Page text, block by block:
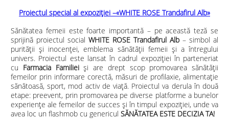
Proiectul special al expoziției –«WHITE ROSE Trandafirul Alb»
Sănătatea femeii este foarte importantă – pe această teză se
sprijină proiectul social WHITE ROSE Trandafirul Alb – simbol al
purității și inocenței, emblema sănătății femeii și a întregului
univers. Proiectul este lansat în cadrul expoziției în parteneriat
cu Farmacia Familieiși are drept scop promovarea sănătății
femeilor prin informare corectă, măsuri de profilaxie, alimentație
sănătoasă, sport, mod activ de viață. Proiectul va derula în două
etape: preevent, prin promovarea pe diverse platforme a bunelor
experiențe ale femeilor de succes și în timpul expoziției, unde va
avea loc un flashmob cu genericul SĂNĂTATEA ESTE DECIZIA TA!